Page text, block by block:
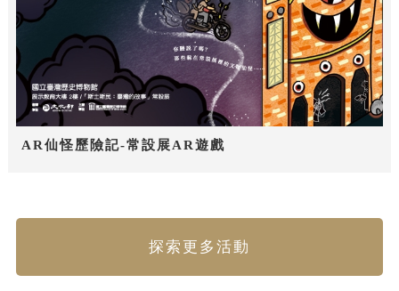
AR仙怪歷險記-常設展AR遊戲
探索更多活動